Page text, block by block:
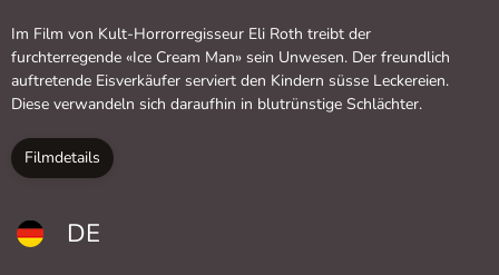
Im Film von Kult-Horrorregisseur Eli Roth treibt der
furchterregende «Ice Cream Man» sein Unwesen. Der freundlich
auftretende Eisverkäufer serviert den Kindern süsse Leckereien.
Diese verwandeln sich daraufhin in blutrünstige Schlächter.
Filmdetails
DE